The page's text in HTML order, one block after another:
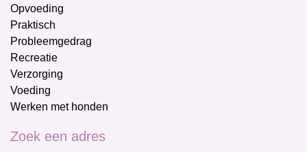
Opvoeding
Praktisch
Probleemgedrag
Recreatie
Verzorging
Voeding
Werken met honden
Zoek een adres